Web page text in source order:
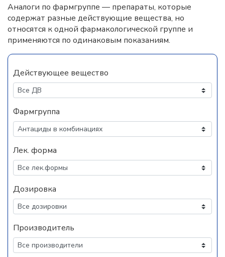
Аналоги по фармгруппе — препараты, которые
содержат разные действующие вещества, но
относятся к одной фармакологической группе и
применяются по одинаковым показаниям.
Действующее вещество
Фармгруппа
Лек. форма
Дозировка
Производитель